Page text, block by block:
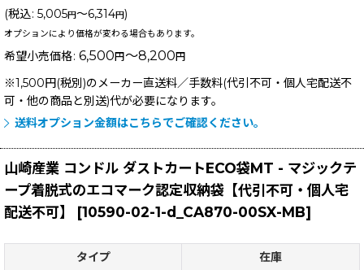
(税込: 5,005円～6,314円)
オプションにより価格が変わる場合もあります。
希望小売価格: 6,500 円 ～8,200 円
※1,500円(税別)のメーカー直送料／手数料(代引不可・個人宅配送不
可・他の商品と別送)代が必要になります。
送料オプション金額はこちらでご確認ください。
山崎産業 コンドル ダストカートECO袋MT - マジックテ
ープ着脱式のエコマーク認定収納袋【代引不可・個人宅
配送不可】
[10590-02-1-d_CA870-00SX-MB]
タイプ 在庫